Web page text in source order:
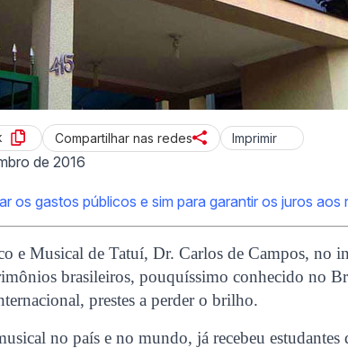
Compartilhar nas redes Imprimir
de 2016
os gastos públicos e sim para garantir os juros aos
e Musical de Tatuí, Dr. Carlos de Campos, no
brasileiros, pouquíssimo conhecido no
prestes a perder o brilho.
no país e no mundo, já recebeu estudantes